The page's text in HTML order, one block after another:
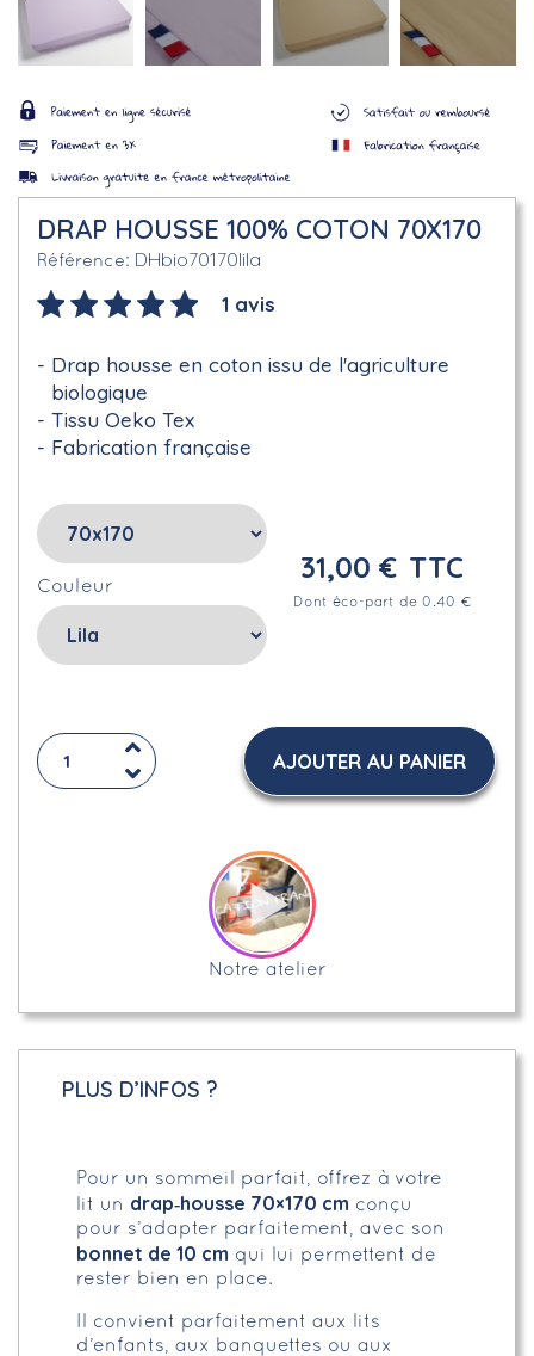
DRAP HOUSSE 100% COTON 70X170
Référence DHbio70170lila
1 avis
Drap housse en coton issu de l'agriculture
biologique
Tissu Oeko Tex
Fabrication française
Couleur
31,00 € TTC
Dont éco-part de 0.40 €
AJOUTER AU PANIER
Notre atelier
PLUS D’INFOS ?
Pour un sommeil parfait, offrez à votre
lit un drap‑housse 70×170 cm conçu
pour s’adapter parfaitement, avec son
bonnet de 10 cm qui lui permettent de
rester bien en place.
Il convient parfaitement aux lits
d’enfants, aux banquettes ou aux